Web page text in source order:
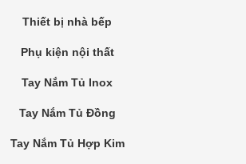
Thiết bị nhà bếp
Phụ kiện nội thất
Tay Nắm Tủ Inox
Tay Nắm Tủ Đồng
Tay Nắm Tủ Hợp Kim